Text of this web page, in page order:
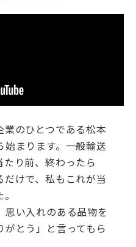
のひとつである松本
まります。一般輸送
り前、終わったら
だけで、私もこれが当
思い入れのある品物を
とう」と言ってもら